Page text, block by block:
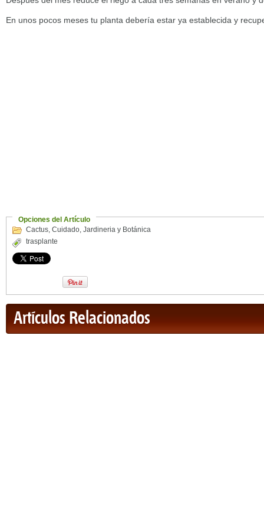
En unos pocos meses tu planta debería estar ya establecida y
Opciones del Artículo
Cactus Cuidado Jardineria y Botánica
trasplante
Artículos Relacionados